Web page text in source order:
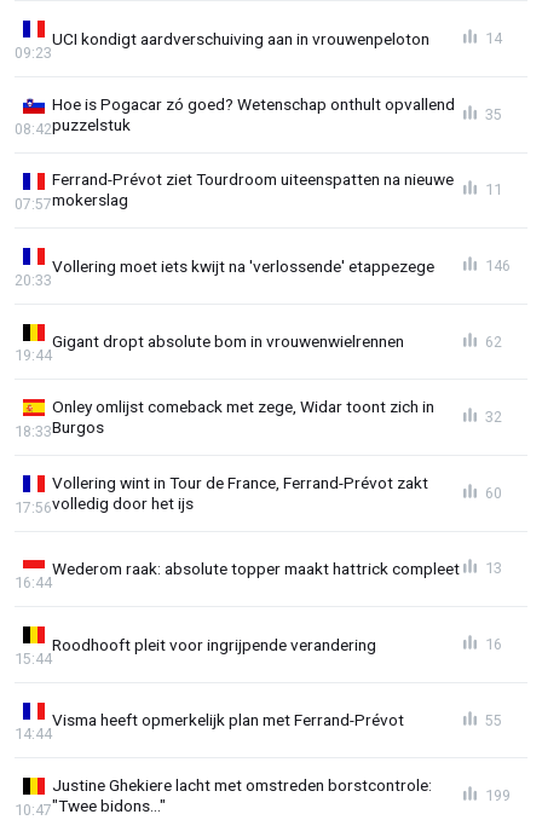
UCI kondigt aardverschuiving aan in vrouwenpeloton
09:23
14
Hoe is Pogacar zó goed? Wetenschap onthult opvallend
puzzelstuk
08:42
35
Ferrand-Prévot ziet Tourdroom uiteenspatten na nieuwe
mokerslag
07:57
11
Vollering moet iets kwijt na 'verlossende' etappezege
20:33
146
Gigant dropt absolute bom in vrouwenwielrennen
19:44
62
Onley omlijst comeback met zege, Widar toont zich in
Burgos
18:33
32
Vollering wint in Tour de France, Ferrand-Prévot zakt
volledig door het ijs
17:56
60
Wederom raak: absolute topper maakt hattrick compleet
16:44
13
Roodhooft pleit voor ingrijpende verandering
15:44
16
Visma heeft opmerkelijk plan met Ferrand-Prévot
14:44
55
Justine Ghekiere lacht met omstreden borstcontrole:
"Twee bidons..."
10:47
199